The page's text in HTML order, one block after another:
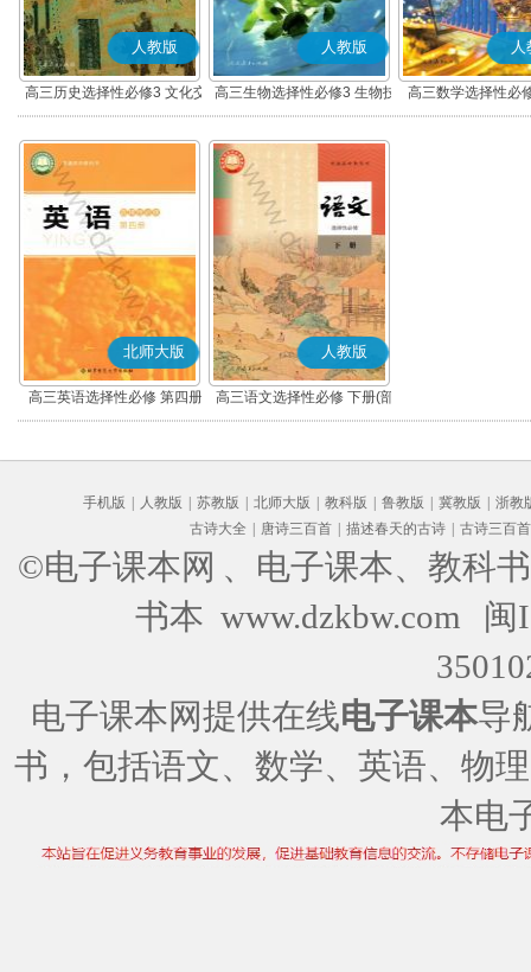
人教版
高三历史选择性必修3 文化交
流与传播(部编版)
人教版
高三生物选择性必修3 生物技
术与工程
人
高三数学选择性必
(A版)
北师大版
高三英语选择性必修 第四册
人教版
高三语文选择性必修 下册(部
编版)
手机版 人教版 苏教版 北师大版 教科版 鲁教版 冀教版
浙教
古诗大全
唐诗三百首 描述春天的古诗 古诗三百首
©电子课本网 、电子课本、教科
书本 www.dzkbw.com
闽
电子课本网提供在线电子课本导
书，包括语文、数学、英语、物
本电